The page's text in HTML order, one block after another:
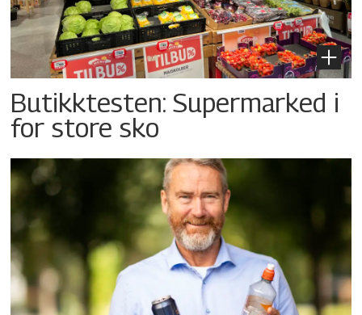
Butikktesten: Supermarked i
for store sko